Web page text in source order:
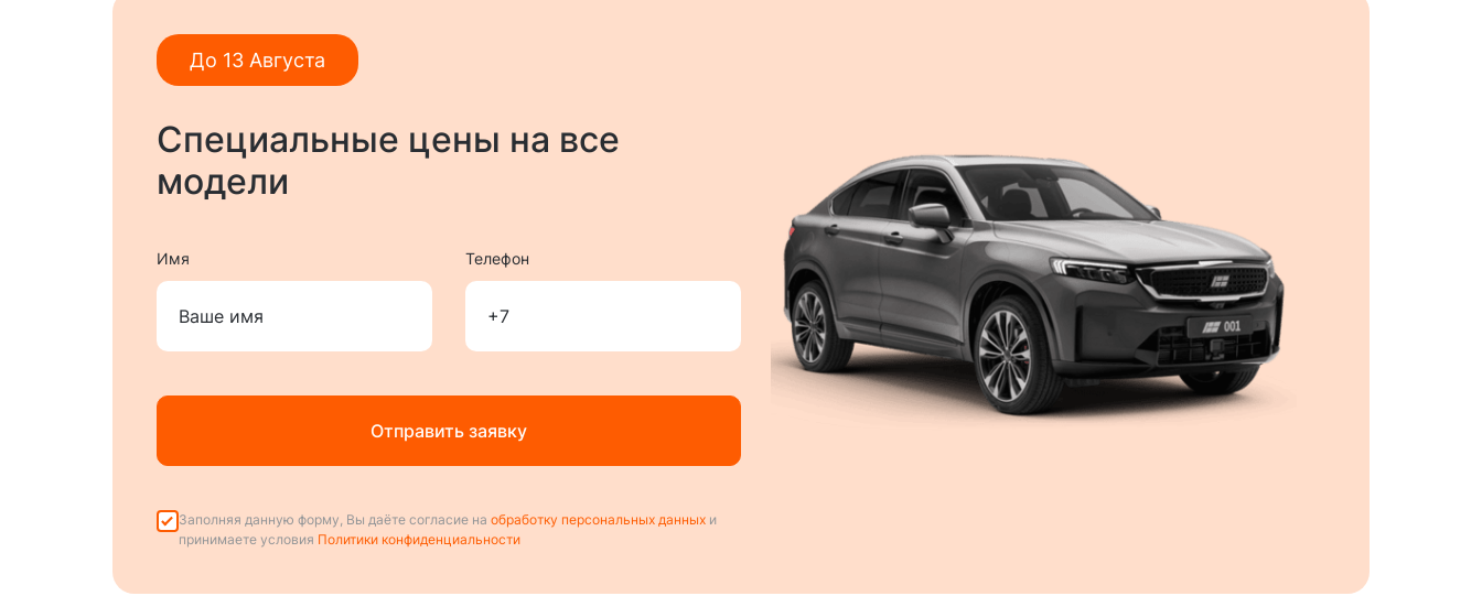
До 13 Августа
Специальные цены на все
модели
Имя Телефон
Отправить заявку
Заполняя данную форму, Вы даёте согласие на обработку персональных данных и
принимаете условия Политики конфиденциальности